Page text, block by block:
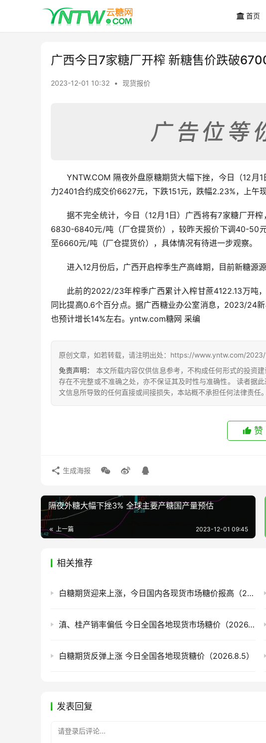
首页
广西今日7家糖厂开榨 新糖售价跌破
2023-12-01 10:32 • 现货报价
YNTW.COM 隔夜外盘原糖期货大幅下挫，今日（12月
力2401合约成交价6627元，下跌151元，跌幅2.23%，上午
据不完全统计，今日（12月1日）广西将有7家糖厂开
6830-6840元/吨（厂仓提货价），较昨天报价下调40-50
至6660元/吨（厂仓提货价），具体情况有待进一步观察。
进入12月份后，广西开启榨季生产高峰期，目前新糖源源
此前的2022/23年榨季广西累计入榨甘蔗4122.13万吨
同比提高0.6个百分点。据广西糖业办公室消息，2023/24
也预计增长14%左右。yntw.com糖网 采编
原创文章，如若转载，请注明出处：https://www.yntw.com/
免责声明：
本文所载内容仅供信息参考，不构成任何形式的投资
存在不完整或不准确之处，亦不保证其及时性与准确性。 读者据
文信息所导致的任何直接或间接损失，本站概不承担任何法律责任。
赞
生成海报
隔夜外糖大幅下挫3% 全球主要产糖国产量预估
上一篇 2023-12-01 09:45
相关推荐
白糖期货迎来上涨，今日国内各现货市场糖价报高（2026.8.7）
滇、桂产销率偏低 今日全国各地现货市场糖价（2026.8.6）
白糖期货反弹上涨 今日全国各地现货糖价（2026.8.5）
发表回复
请登录后评论...